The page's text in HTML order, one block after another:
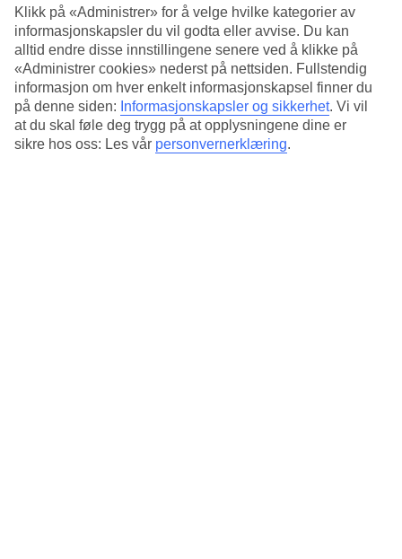
Klikk på «Administrer» for å velge hvilke kategorier av
informasjonskapsler du vil godta eller avvise. Du kan
alltid endre disse innstillingene senere ved å klikke på
«Administrer cookies» nederst på nettsiden. Fullstendig
informasjon om hver enkelt informasjonskapsel finner du
på denne siden: Informasjonskapsler og sikkerhet. Vi vil
at du skal føle deg trygg på at opplysningene dine er
sikre hos oss: Les vår personvernerklæring.